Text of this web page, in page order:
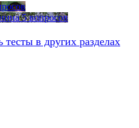
5 вопросов
тесты в других разделах